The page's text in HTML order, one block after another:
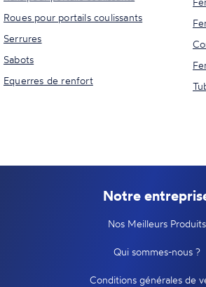
Roues pour portails coulissants
Serrures
Sabots
Equerres de renfort
Notre
Nos Meilleurs Produits
Qui sommes-nous ?
Conditions générales de